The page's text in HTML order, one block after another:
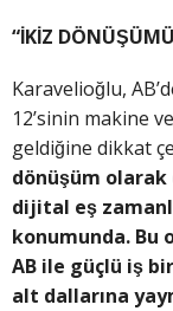
“İKİZ
Karavelioğlu,
12’sinin makine
geldiğine dikkat
dönüşüm olarak
dijital eş
konumunda. Bu
AB ile güçlü iş
alt dallarına